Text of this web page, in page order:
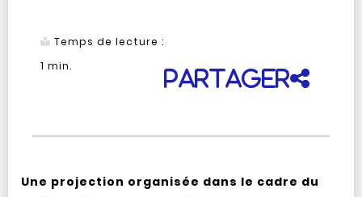
Temps de lecture :
1 min.
Partager
Une projection organisée dans le cadre du